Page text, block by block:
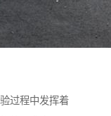
过程中发挥着